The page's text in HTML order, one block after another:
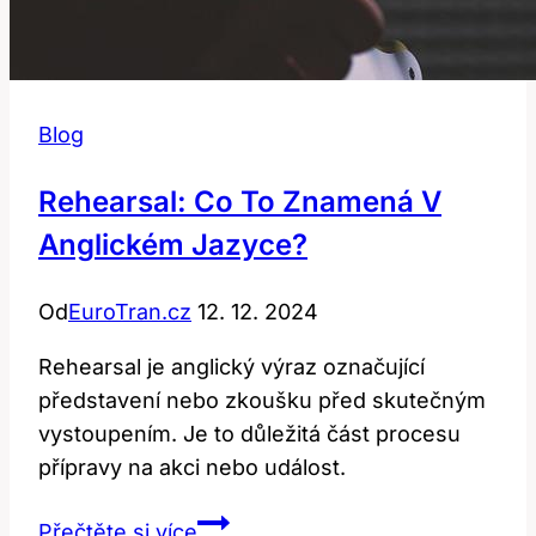
Blog
Rehearsal: Co To Znamená V
Anglickém Jazyce?
OdEuroTran.cz 12. 12. 2024
Rehearsal je anglický výraz označující
představení nebo zkoušku před skutečným
vystoupením. Je to důležitá část procesu
přípravy na akci nebo událost.
Rehearsal: